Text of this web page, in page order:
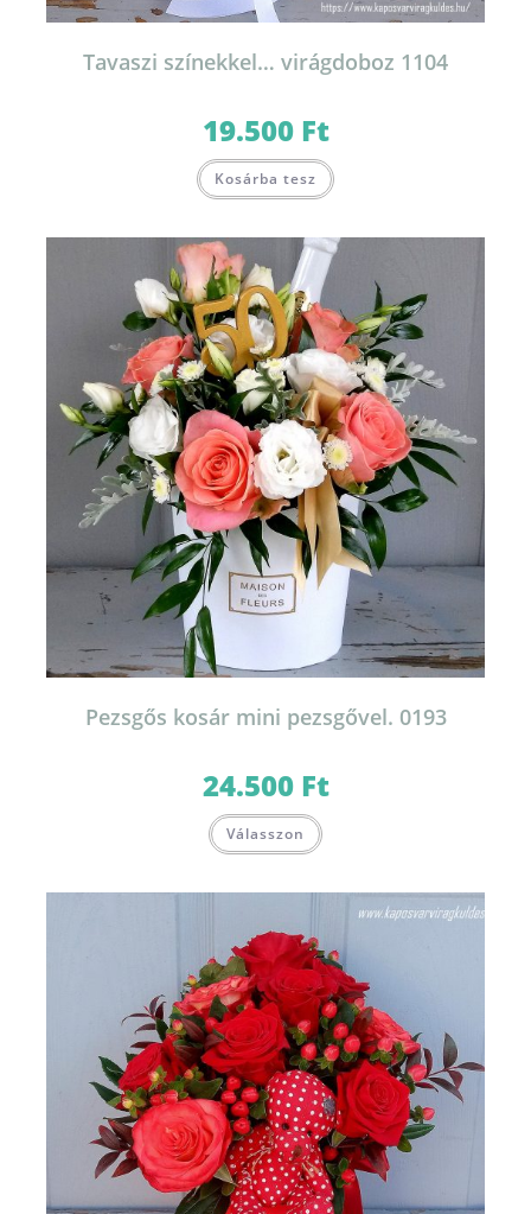
Tavaszi színekkel… virágdoboz 1104
19.500 Ft
Kosárba tesz
Pezsgős kosár mini pezsgővel. 0193
24.500 Ft
Válasszon